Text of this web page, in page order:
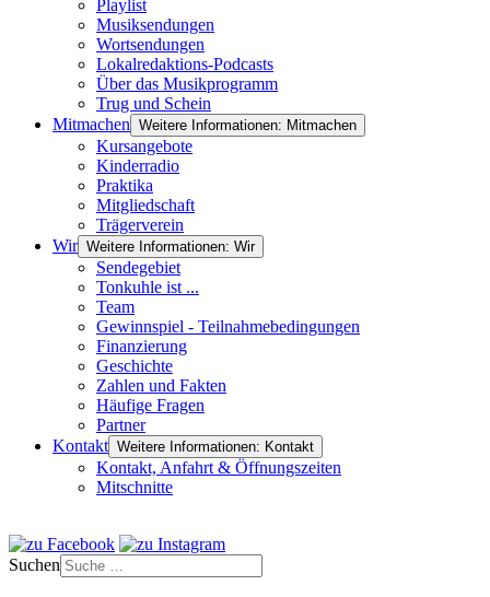
Playlist
Musiksendungen
Wortsendungen
Lokalredaktions-Podcasts
Über das Musikprogramm
Trug und Schein
Mitmachen Weitere Informationen: Mitmachen
Kursangebote
Kinderradio
Praktika
Mitgliedschaft
Trägerverein
Wir Weitere Informationen: Wir
Sendegebiet
Tonkuhle ist ...
Team
Gewinnspiel - Teilnahmebedingungen
Finanzierung
Geschichte
Zahlen und Fakten
Häufige Fragen
Partner
Kontakt Weitere Informationen: Kontakt
Kontakt, Anfahrt & Öffnungszeiten
Mitschnitte
Suchen